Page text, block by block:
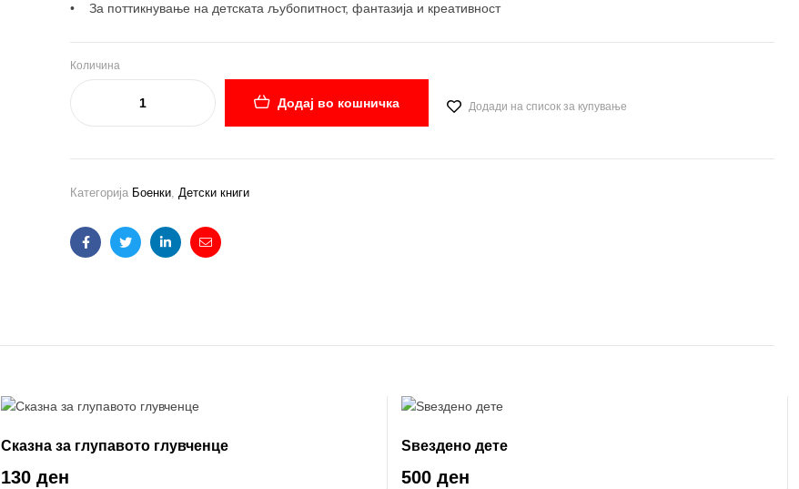
• За поттикнување на детската љубопитност, фантазија и креативност
Количина
Додај во кошничка Додади на список за купување
Категорија Боенки, Детски книги
FacebookTwitterLinkedinEmail
Сказна за глупавото глувченце
130 ден
Ѕвездено дете
500 ден